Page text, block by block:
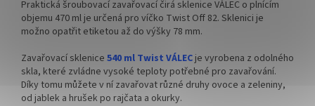
zeleninové pokrmy, džemy
Paletu za výhodnější cenu
objednejteZDE
✅ Paletu za výhodnější cenu
objednejteZDE
Praktická šroubovací zavařovací čirá sklenice VÁLEC o plnícím
objemu 470 ml je určená pro víčko Twist Off 82. Sklenici je
možno opatřit etiketou až do výšky 78 mm.
Zavařovací sklenice 540 ml Twist VÁLEC je vyrobena z odolného
skla, které zvládne vysoké teploty potřebné pro zavařování.
Díky tomu můžete v ní zavařovat různé druhy ovoce a zeleniny,
od jablek a hrušek po rajčata a okurky.